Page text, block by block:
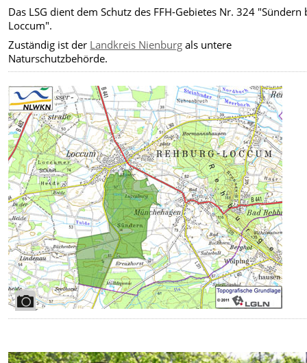
Das LSG dient dem Schutz des FFH-Gebietes Nr. 324 "Sündern
Loccum".
Zuständig ist der Landkreis Nienburg als untere
Naturschutzbehörde.